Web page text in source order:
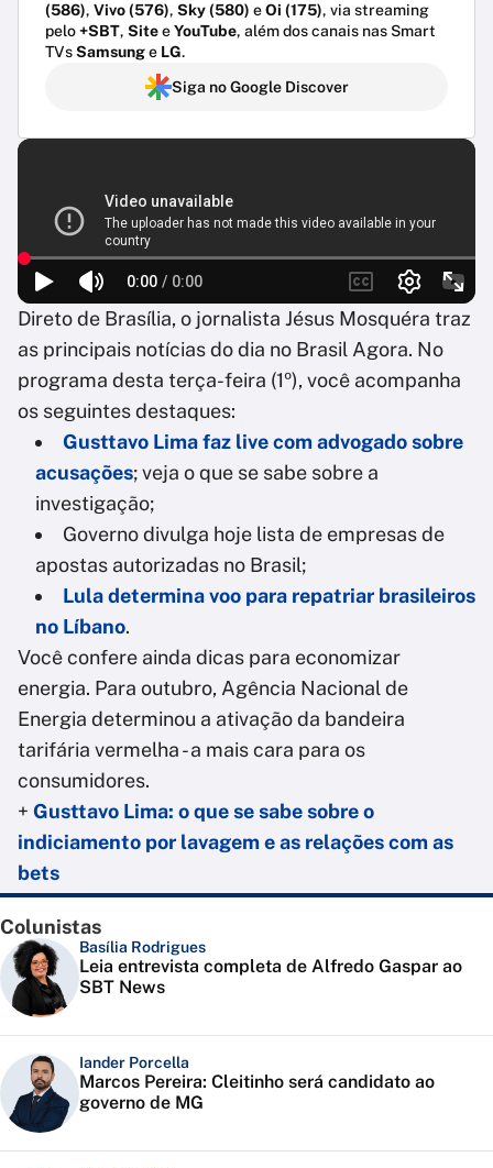
(586), Vivo (576), Sky (580) eOi (175), via streaming
pelo+SBT, SiteeYouTube, além dos canais nas Smart
TVsSamsunge LG.
Siga no Google Discover
Direto de Brasília, o jornalista Jésus Mosquéra traz
as principais notícias do dia no Brasil Agora. No
programa desta terça-feira (1º), você acompanha
os seguintes destaques:
Gusttavo Lima faz live com advogado sobre
acusações; veja o que se sabe sobre a
investigação;
Governo divulga hoje lista de empresas de
apostas autorizadas no Brasil;
Lula determina voo para repatriar brasileiros
no Líbano.
Você confere ainda dicas para economizar
energia. Para outubro, Agência Nacional de
Energia determinou a ativação da bandeira
tarifária vermelha - a mais cara para os
consumidores.
+ Gusttavo Lima: o que se sabe sobre o
indiciamento por lavagem e as relações com as
bets
Colunistas
Basília Rodrigues
Leia entrevista completa de Alfredo Gaspar ao
SBT News
Iander Porcella
Marcos Pereira: Cleitinho será candidato ao
governo de MG